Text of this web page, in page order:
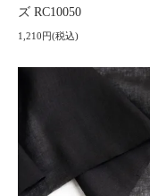
ズ RC10050
1,210円(税込)